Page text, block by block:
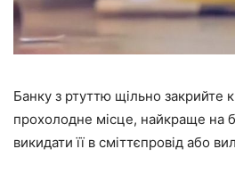
Банку з ртуттю щільно закрийте
прохолодне місце, найкраще на
викидати її в сміттєпровід або